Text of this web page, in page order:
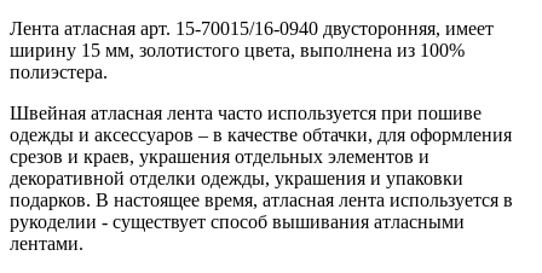
Лента атласная арт. 15-70015/16-0940 двусторонняя, имеет
ширину 15 мм, золотистого цвета, выполнена из 100%
полиэстера.
Швейная атласная лента часто используется при пошиве
одежды и аксессуаров – в качестве обтачки, для оформления
срезов и краев, украшения отдельных элементов и
декоративной отделки одежды, украшения и упаковки
подарков. В настоящее время, атласная лента используется в
рукоделии - существует способ вышивания атласными
лентами.